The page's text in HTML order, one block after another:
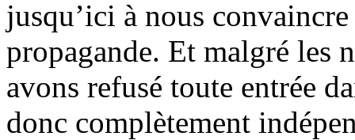
jusqu’ici à nous
propagande. Et malgré les
avons refusé toute entrée
donc complètement